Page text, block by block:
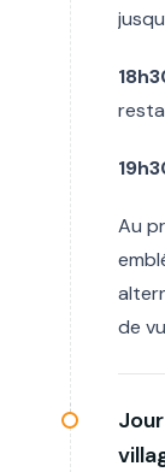
Au
de